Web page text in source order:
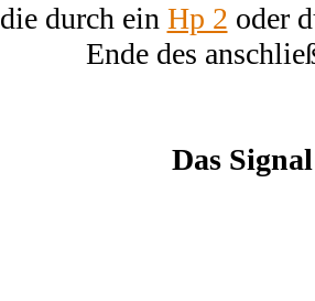
die durch ein Hp 2 oder
Ende des
Das